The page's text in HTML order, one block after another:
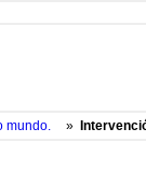
mundo. »